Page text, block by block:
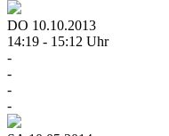
DO 10.10.2013
14:19 - 15:12 Uhr
-
-
-
-